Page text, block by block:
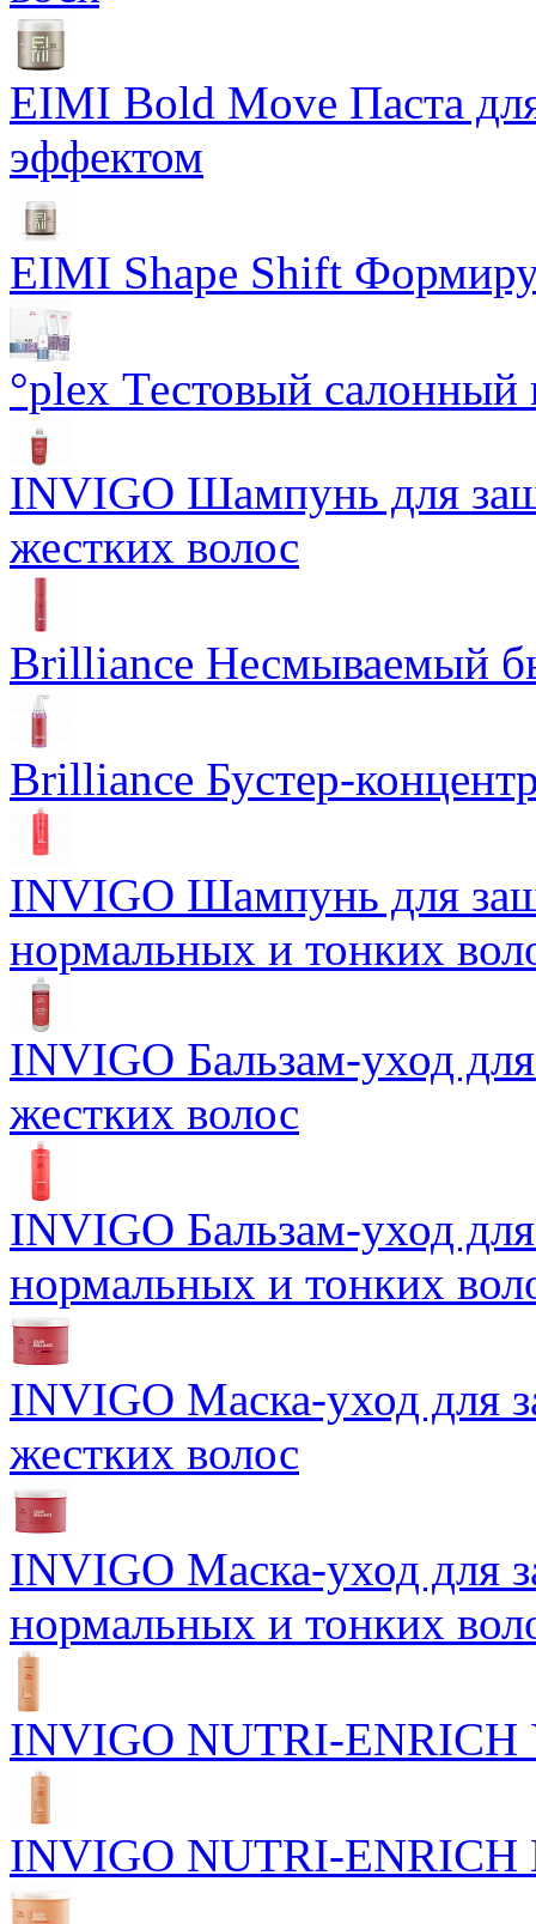
EIMI Bold Move Паста
эффектом
EIMI Shape Shift
°plex Тестовый салонный
INVIGO Шампунь для
жестких волос
Brilliance Несмываемый
Brilliance Бустер-
INVIGO Шампунь для
нормальных и тонких
INVIGO Бальзам-уход
жестких волос
INVIGO Бальзам-уход
нормальных и тонких
INVIGO Маска-уход для
жестких волос
INVIGO Маска-уход для
нормальных и тонких
INVIGO NUTRI-ENRICH
INVIGO NUTRI-ENRICH